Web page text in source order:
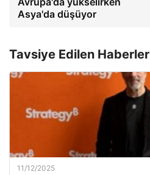
Asya'da düşüyor
Tavsiye Edilen Haberler
11/12/2025